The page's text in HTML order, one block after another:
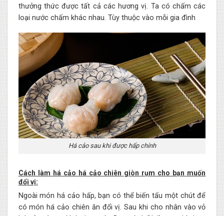
thưởng thức được tất cả các hương vị. Ta có chấm các
loại nước chấm khác nhau. Tùy thuộc vào mỗi gia đình
Há cảo sau khi được hấp chính
Cách làm há cảo há cảo chiên giòn rụm cho bạn muốn
đổi vị:
Ngoài món há cảo hấp, bạn có thể biến tấu một chút để
có món há cảo chiên ăn đổi vị. Sau khi cho nhân vào vỏ